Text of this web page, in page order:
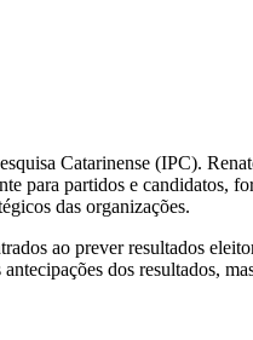
Catarinense (IPC).
para partidos e candidatos,
das organizações.
ao prever resultados
dos resultados,